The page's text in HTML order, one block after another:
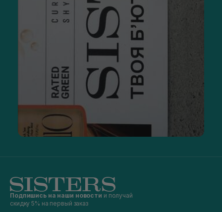
Подпишись на наши новости и получай
скидку 5% на первый заказ